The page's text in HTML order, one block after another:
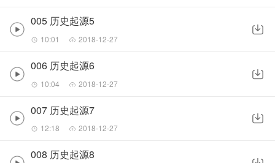
005 历史起源5
10:01 2018-12-27
006 历史起源6
10:04 2018-12-27
007 历史起源7
12:18 2018-12-27
008 历史起源8